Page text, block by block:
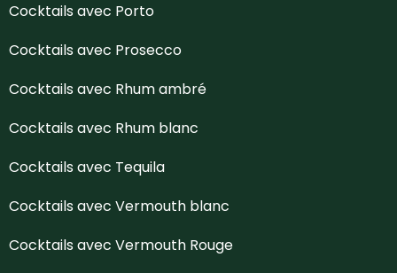
Cocktails avec Porto
Cocktails avec Prosecco
Cocktails avec Rhum ambré
Cocktails avec Rhum blanc
Cocktails avec Tequila
Cocktails avec Vermouth blanc
Cocktails avec Vermouth Rouge